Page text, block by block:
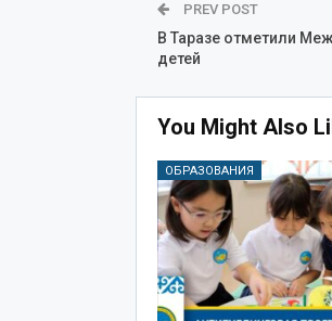
PREV POST
В Таразе отметили
детей
You Might Also
ОБРАЗОВАНИЯ